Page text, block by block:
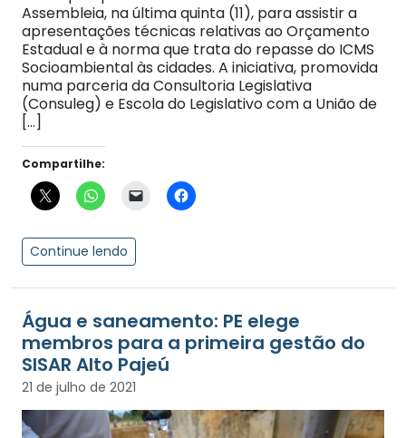
Assembleia, na última quinta (11), para assistir a
apresentações técnicas relativas ao Orçamento
Estadual e à norma que trata do repasse do ICMS
Socioambiental às cidades. A iniciativa, promovida
numa parceria da Consultoria Legislativa
(Consuleg) e Escola do Legislativo com a União de
[…]
Compartilhe:
Continue lendo
Água e saneamento: PE elege
membros para a primeira gestão do
SISAR Alto Pajeú
21 de julho de 2021